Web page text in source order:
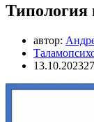
Типология
автор:
13.10.2023